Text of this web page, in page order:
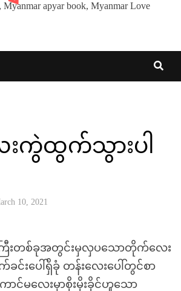
apyar book, Myanmar Love
းကွဲထွက်သွားပါ
10, 2021
ကြီးတစ်ခုအတွင်းမှလှပသောတိုက်လေး
င်းပေါ်ရှိခုံ တန်းလေးပေါ်တွင်စာ
င်မလေးမှာစိုးမိုးခိုင်ဟူသော